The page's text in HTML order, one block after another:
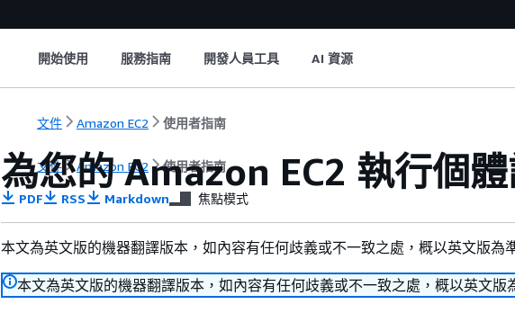
開始使用 服務指南 開發人員工具 AI 資源
文件 Amazon EC2 使用者指南
文件 Amazon EC2 使用者指南
為您的 Amazon EC2 執行個
PDF RSS Markdown 焦點模式
本文為英文版的機器翻譯版本，如內容有任何歧義或不一致之處，概以英文版為
本文為英文版的機器翻譯版本，如內容有任何歧義或不一致之處，概以英文版